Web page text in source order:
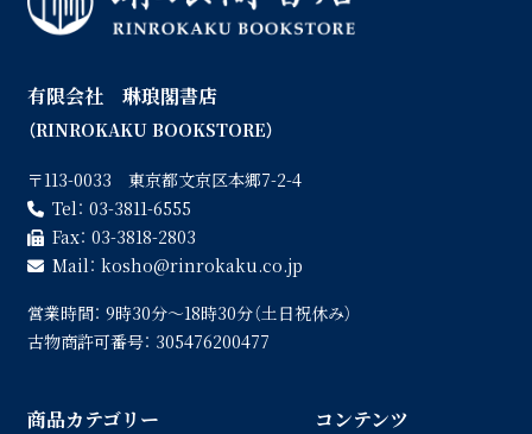
有限会社 琳琅閣書店
（RINROKAKU BOOKSTORE）
〒113-0033 東京都文京区本郷7-2-4
Tel： 03-3811-6555
Fax： 03-3818-2803
Mail： kosho
rinrokaku.co.jp
営業時間： 9時30分〜18時30分（土日祝休み）
古物商許可番号： 305476200477
商品カテゴリー コンテンツ